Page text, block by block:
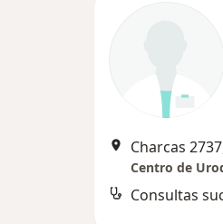
Charcas
Centro de